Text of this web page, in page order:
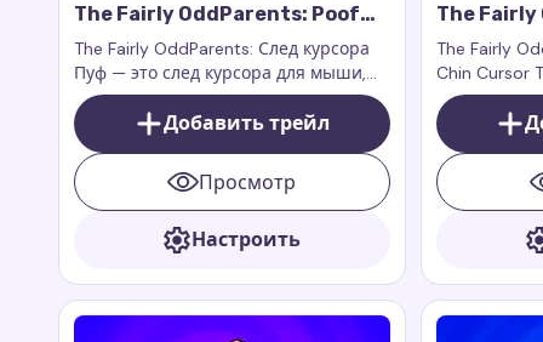
The Fairly OddParents: Poof
Cursor Trail
The Fairly OddParents: След курсора
Пуф — это след курсора для мыши,
который добавляет весёлый и
милый след, вдохновлённый
маленьким феем Пуфом из
культового мультсериала.
Добавить трейл
Просмотр
Настроить
The Fairly
Crimson
The Fairly
Chin Cursor
для мыши,
браузеру.